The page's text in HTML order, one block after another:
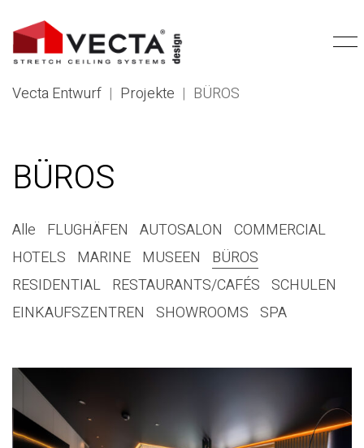
Vecta Entwurf | Projekte | BÜROS
BÜROS
Alle FLUGHÄFEN AUTOSALON COMMERCIAL
HOTELS MARINE MUSEEN
BÜROS
RESIDENTIAL RESTAURANTS/CAFÉS SCHULEN
EINKAUFSZENTREN SHOWROOMS SPA